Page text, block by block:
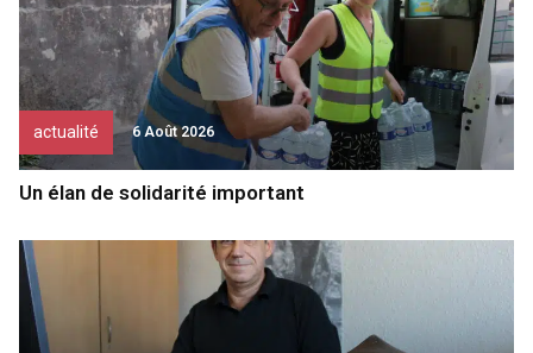
actualité 6 Août 2026
Un élan de solidarité important